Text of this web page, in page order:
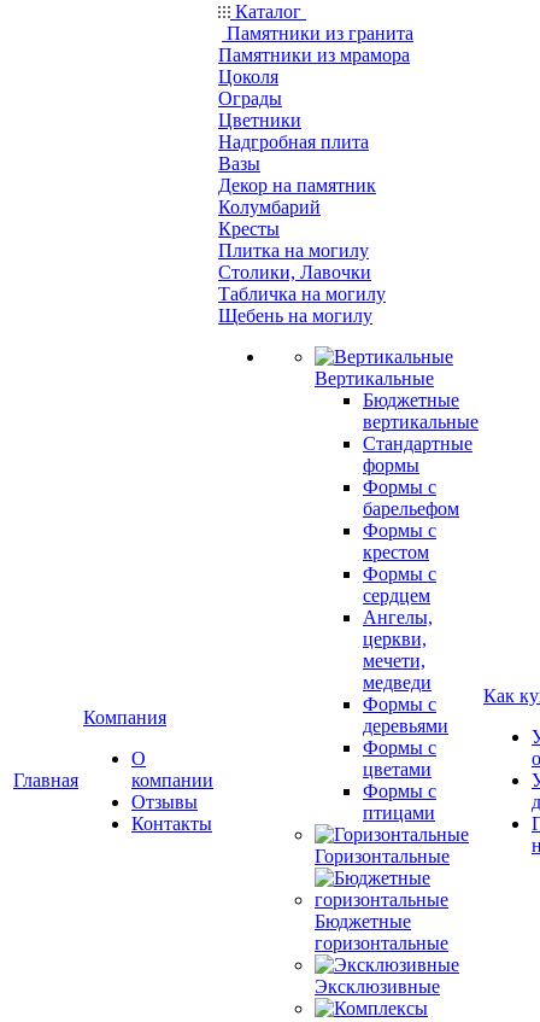
Главная
Компания
О
компании
Отзывы
Контакты
Каталог
Памятники из гранита
Памятники из мрамора
Цоколя
Ограды
Цветники
Надгробная плита
Вазы
Декор на памятник
Колумбарий
Кресты
Плитка на могилу
Столики, Лавочки
Табличка на могилу
Щебень на могилу
Вертикальные
Бюджетные
вертикальные
Стандартные
формы
Формы с
барельефом
Формы с
крестом
Формы с
сердцем
Ангелы,
церкви,
мечети,
медведи
Формы с
деревьями
Формы с
цветами
Формы с
птицами
Горизонтальные
Бюджетные
горизонтальные
Эксклюзивные
Как